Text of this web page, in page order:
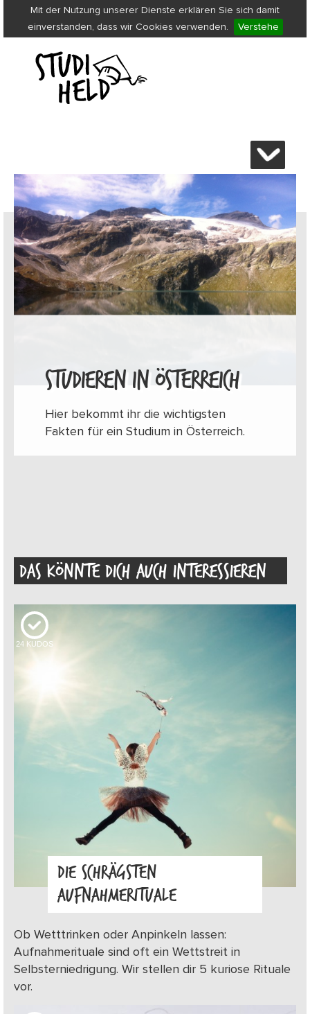
Mit der Nutzung unserer Dienste erklären Sie sich damit
einverstanden, dass wir Cookies verwenden.
Verstehe
STUDIEREN IN ÖSTERREICH
Hier bekommt ihr die wichtigsten
Fakten für ein Studium in Österreich.
DAS KÖNNTE DICH AUCH INTERESSIEREN
24 KUDOS
DIE SCHRÄGSTEN
AUFNAHMERITUALE
Ob Wetttrinken oder Anpinkeln lassen:
Aufnahmerituale sind oft ein Wettstreit in
Selbsterniedrigung. Wir stellen dir 5 kuriose Rituale
vor.